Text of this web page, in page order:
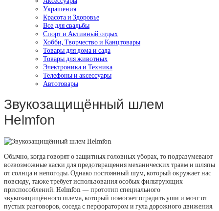
Украшения
Красота и Здоровье
Все для свадьбы
Спорт и Активный отдых
Хобби, Творчество и Канцтовары
Товары для дома и сада
Товары для животных
Электроника и Техника
Телефоны и аксессуары
Автотовары
Звукозащищённый шлем
Helmfon
Обычно, когда говорят о защитных головных уборах, то подразумевают
всевозможные каски для предотвращения механических травм и шляпы
от солнца и непогоды. Однако постоянный шум, который окружает нас
повсюду, также требует использования особых фильтрующих
приспособлений. Helmfon — прототип специального
звукозащищённого шлема, который помогает оградить уши и мозг от
пустых разговоров, соседа с перфоратором и гула дорожного движения.